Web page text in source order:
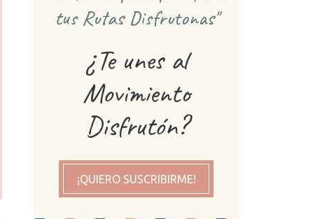
tus Rutas Disfrutonas"
¿Te unes al
Movimiento
Disfrutón?
¡QUIERO SUSCRIBIRME!